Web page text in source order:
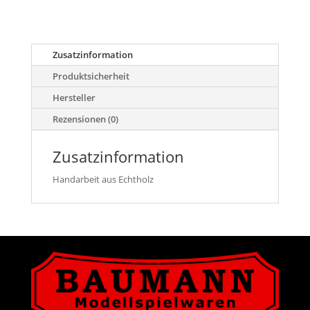
Zusatzinformation
Produktsicherheit
Hersteller
Rezensionen (0)
Zusatzinformation
Handarbeit aus Echtholz